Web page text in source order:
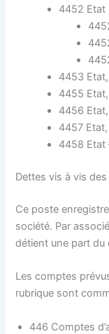
4452 Etat
4453
4455
4456
4457
4458 Etat
Dettes vis à vis
Ce poste
société. Par
détient une part du
Les comptes
rubrique sont
446 Comptes